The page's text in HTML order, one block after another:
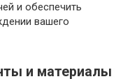
и обеспечить
вашего
и материалы